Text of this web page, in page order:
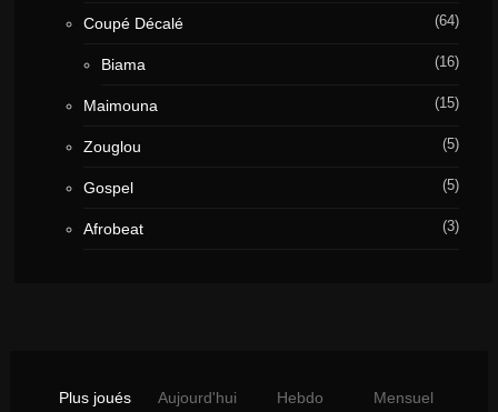
Coupé Décalé (64)
Biama (16)
Maimouna (15)
Zouglou (5)
Gospel (5)
Afrobeat (3)
Plus joués Aujourd'hui Hebdo Mensuel